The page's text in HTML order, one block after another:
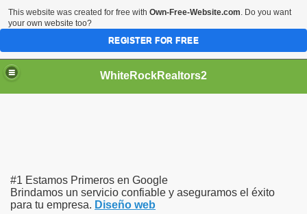
WhiteRockRealtors2
#1 Estamos Primeros en Google
Brindamos un servicio confiable y aseguramos el éxito
para tu empresa. Diseño web
This website was created for free with Own-Free-Website.com. Do you want
your own website too?
REGISTER FOR FREE